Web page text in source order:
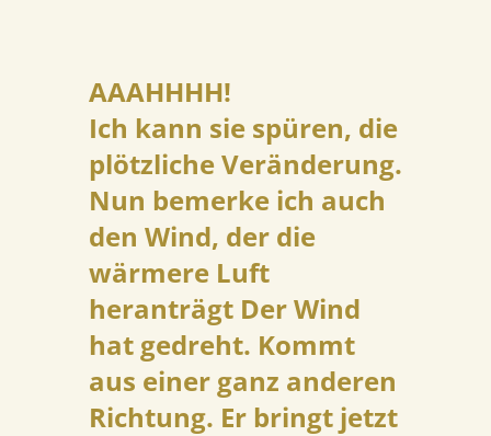
AAAHHHH!
Ich kann sie spüren, die
plötzliche Veränderung.
Nun bemerke ich auch
den Wind, der die
wärmere Luft
heranträgt Der Wind
hat gedreht. Kommt
aus einer ganz anderen
Richtung. Er bringt jetzt